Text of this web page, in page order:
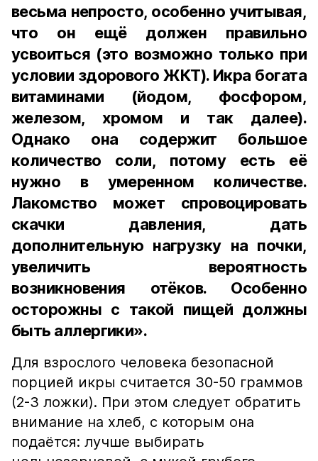
весьма непросто, особенно учитывая,
что он ещё должен правильно
усвоиться (это возможно только при
условии здорового ЖКТ). Икра богата
витаминами (йодом, фосфором,
железом, хромом и так далее).
Однако она содержит большое
количество соли, потому есть её
нужно в умеренном количестве.
Лакомство может спровоцировать
скачки давления, дать
дополнительную нагрузку на почки,
увеличить вероятность
возникновения отёков. Особенно
осторожны с такой пищей должны
быть аллергики».
Для взрослого человека безопасной
порцией икры считается 30-50 граммов
(2-3 ложки). При этом следует обратить
внимание на хлеб, с которым она
подаётся: лучше выбирать